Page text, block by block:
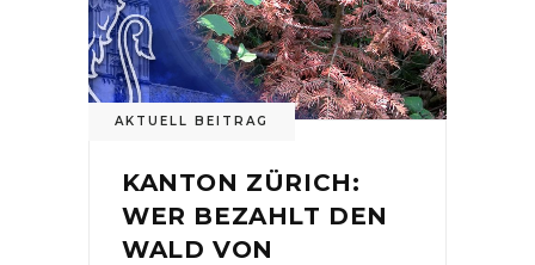
AKTUELL BEITRAG
KANTON ZÜRICH:
WER BEZAHLT DEN
WALD VON